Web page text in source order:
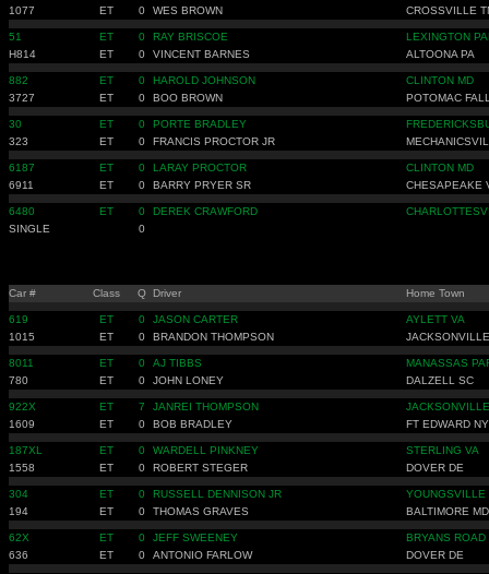
1077
ET 0 WES BROWN CROSSVILLE
51 ET 0 RAY BRISCOE
LEXINGTON
H814
ET 0 VINCENT BARNES ALTOONA PA
882 ET 0 HAROLD JOHNSON
CLINTON MD
3727
ET 0 BOO BROWN POTOMAC
30 ET 0 PORTE BRADLEY
323
ET 0 FRANCIS PROCTOR JR
6187 ET 0 LARAY PROCTOR
CLINTON MD
6911
ET 0 BARRY PRYER SR CHESAPEAKE
6480 ET 0 DEREK CRAWFORD
SINGLE
0
Car # Class Q Driver Home Town
619 ET 0 JASON CARTER
AYLETT VA
1015
ET 0 BRANDON THOMPSON
8011 ET 0 AJ TIBBS
MANASSAS
780
ET 0 JOHN LONEY DALZELL SC
922X ET 7 JANREI THOMPSON
1609
ET 0 BOB BRADLEY FT EDWARD NY
187XL ET 0 WARDELL PINKNEY
STERLING VA
1558
ET 0 ROBERT STEGER DOVER DE
304 ET 0 RUSSELL DENNISON JR
YOUNGSVILLE
194
ET 0 THOMAS GRAVES BALTIMORE MD
62X ET 0 JEFF SWEENEY
BRYANS ROAD
636
ET 0 ANTONIO FARLOW DOVER DE